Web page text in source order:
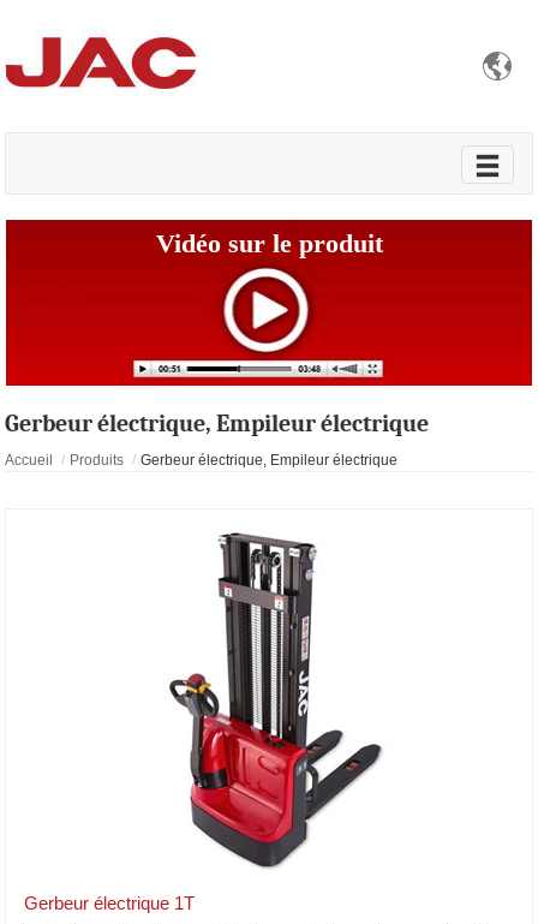

Vidéo sur le produit
Gerbeur électrique, Empileur électrique
Accueil Produits Gerbeur électrique, Empileur électrique
Gerbeur électrique 1T